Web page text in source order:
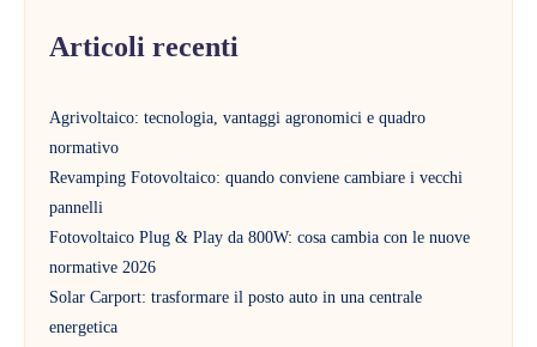
Articoli recenti
Agrivoltaico: tecnologia, vantaggi agronomici e quadro
normativo
Revamping Fotovoltaico: quando conviene cambiare i vecchi
pannelli
Fotovoltaico Plug & Play da 800W: cosa cambia con le nuove
normative 2026
Solar Carport: trasformare il posto auto in una centrale
energetica